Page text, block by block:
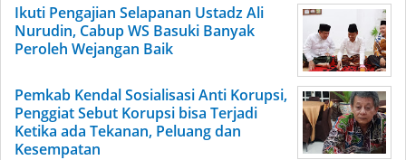
Ikuti Pengajian Selapanan Ustadz Ali
Nurudin, Cabup WS Basuki Banyak
Peroleh Wejangan Baik
Pemkab Kendal Sosialisasi Anti Korupsi,
Penggiat Sebut Korupsi bisa Terjadi
Ketika ada Tekanan, Peluang dan
Kesempatan